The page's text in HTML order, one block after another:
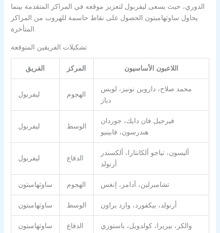
الدوري، حيث يسعى ليفربول لتعزيز موقعه في المراكز المتقدمة بينما
يحاول ساوثهامبتون الحصول على نقاط حاسمة للهروب من المراكز
المتأخرة.
تشكيلات الفريقين المتوقعة
الفريق المركز اللاعبون الأساسيون
ليفربول الهجوم
محمد صلاح، داروين نونيز، لويس
دياز
ليفربول الوسط
فيرجيل فان دايك، جوردان
هندرسون، فابينيو
ليفربول الدفاع
أليسون، تياجو ألكانتارا، ألكسندر
أرنولد
ساوثهامبتون الهجوم تشامبرلين، آدامز، إنغس
ساوثهامبتون الوسط أرنولد، بيكفورد، وارد براون
ساوثهامبتون الدفاع والكر، بيريرا، كولدويل، باستوري